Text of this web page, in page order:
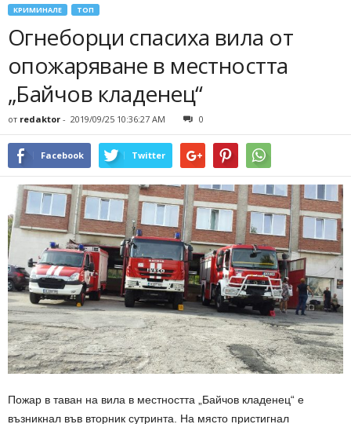
КРИМИНАЛЕ ТОП
Огнеборци спасиха вила от
опожаряване в местността
„Байчов кладенец“
от redaktor - 2019/09/25 10:36:27 AM 0
Facebook Twitter
Пожар в таван на вила в местността „Байчов кладенец“ е
възникнал във вторник сутринта. На място пристигнал